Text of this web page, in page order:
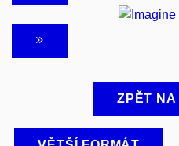
ZPĚT NA